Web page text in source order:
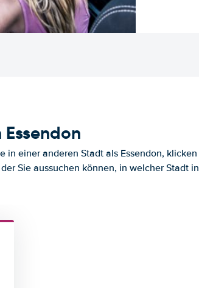
in einer anderen Stadt als Essendon, klicken
Sie aussuchen können, in welcher Stadt in